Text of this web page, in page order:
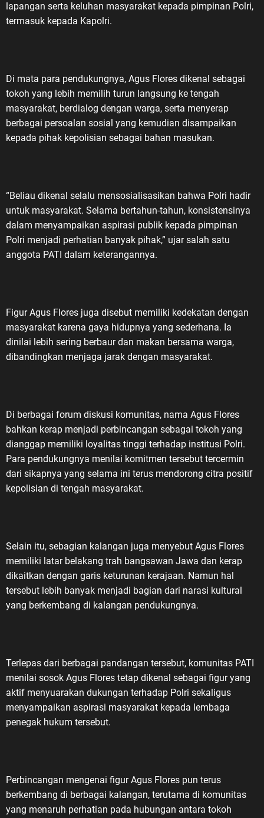
lapangan serta keluhan masyarakat kepada pimpinan Polri,
termasuk kepada Kapolri.
Di mata para pendukungnya, Agus Flores dikenal sebagai
tokoh yang lebih memilih turun langsung ke tengah
masyarakat, berdialog dengan warga, serta menyerap
berbagai persoalan sosial yang kemudian disampaikan
kepada pihak kepolisian sebagai bahan masukan.
“Beliau dikenal selalu mensosialisasikan bahwa Polri hadir
untuk masyarakat. Selama bertahun-tahun, konsistensinya
dalam menyampaikan aspirasi publik kepada pimpinan
Polri menjadi perhatian banyak pihak,” ujar salah satu
anggota PATI dalam keterangannya.
Figur Agus Flores juga disebut memiliki kedekatan dengan
masyarakat karena gaya hidupnya yang sederhana. Ia
dinilai lebih sering berbaur dan makan bersama warga,
dibandingkan menjaga jarak dengan masyarakat.
Di berbagai forum diskusi komunitas, nama Agus Flores
bahkan kerap menjadi perbincangan sebagai tokoh yang
dianggap memiliki loyalitas tinggi terhadap institusi Polri.
Para pendukungnya menilai komitmen tersebut tercermin
dari sikapnya yang selama ini terus mendorong citra positif
kepolisian di tengah masyarakat.
Selain itu, sebagian kalangan juga menyebut Agus Flores
memiliki latar belakang trah bangsawan Jawa dan kerap
dikaitkan dengan garis keturunan kerajaan. Namun hal
tersebut lebih banyak menjadi bagian dari narasi kultural
yang berkembang di kalangan pendukungnya.
Terlepas dari berbagai pandangan tersebut, komunitas PATI
menilai sosok Agus Flores tetap dikenal sebagai figur yang
aktif menyuarakan dukungan terhadap Polri sekaligus
menyampaikan aspirasi masyarakat kepada lembaga
penegak hukum tersebut.
Perbincangan mengenai figur Agus Flores pun terus
berkembang di berbagai kalangan, terutama di komunitas
yang menaruh perhatian pada hubungan antara tokoh